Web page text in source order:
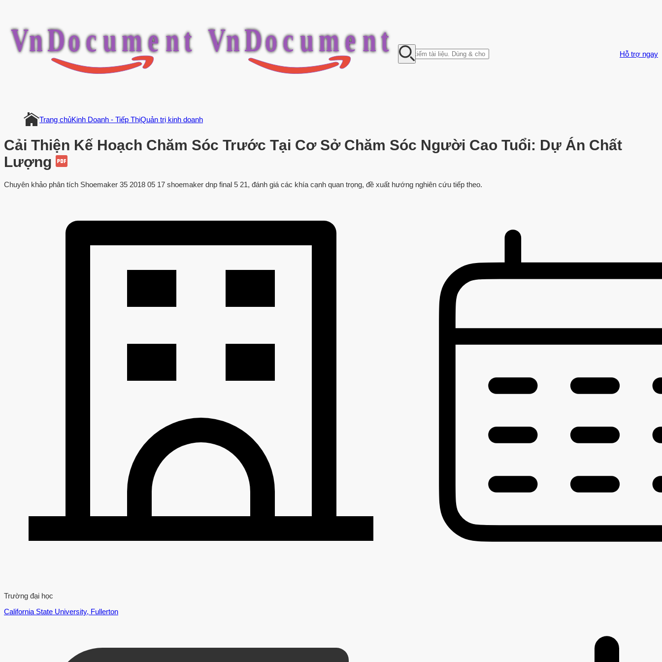
VnDocument VnDocument Hỗ trợ ngay
Trang chủKinh Doanh - Tiếp ThịQuản trị kinh doanh
Cải Thiện Kế Hoạch Chăm Sóc Trước Tại Cơ Sở Chăm Sóc Người Cao Tuổi: Dự Án Chất
Lượng
Chuyên khảo phân tích Shoemaker 35 2018 05 17 shoemaker dnp final 5 21, đánh giá các khía cạnh quan trọng, đề xuất hướng nghiên cứu tiếp theo.
Trường đại học
California State University, Fullerton